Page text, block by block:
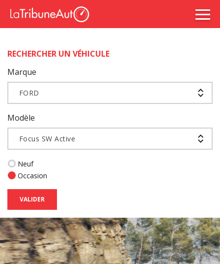
RECHERCHER UN VÉHICULE
Marque
FORD
Modèle
Focus SW Active
Neuf
Occasion
VALIDER